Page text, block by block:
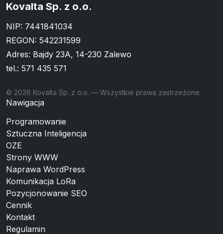
Kovalta Sp. z o.o.
NIP: 7441841034
REGON: 542231599
Adres: Bajdy 23A, 14-230 Zalewo
tel.: 571 435 571
© 2026 Kovalta Sp. z o.o. — Wszystkie prawa zastrzeżone.
Nawigacja
Programowanie
Sztuczna Inteligencja
OZE
Strony WWW
Naprawa WordPress
Komunikacja LoRa
Pozycjonowanie SEO
Cennik
Kontakt
Regulamin